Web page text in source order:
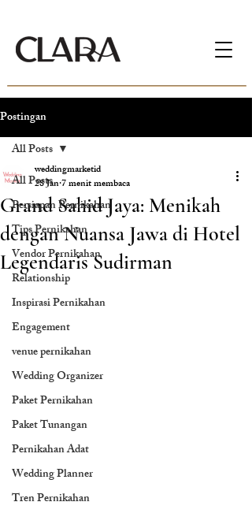
Postingan
All Posts
Persiapan Pernikahan
Tips Pernikahan
Vendor Pernikahan
Relationship
Inspirasi Pernikahan
Engagement
venue pernikahan
Wedding Organizer
Paket Pernikahan
Paket Tunangan
Pernikahan Adat
Wedding Planner
Tren Pernikahan
All Posts
Grand Sahid Jaya: Menikah
dengan Nuansa Jawa di Hotel
Legendaris Sudirman
weddingmarketid
28 Jan7 menit membaca